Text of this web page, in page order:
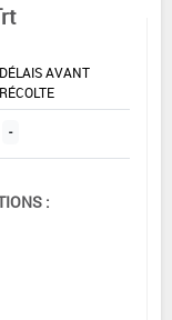
DÉLAIS AVANT
RÉCOLTE
-
: